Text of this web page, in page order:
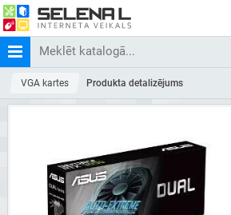
VGA kartes Produkta detalizējums